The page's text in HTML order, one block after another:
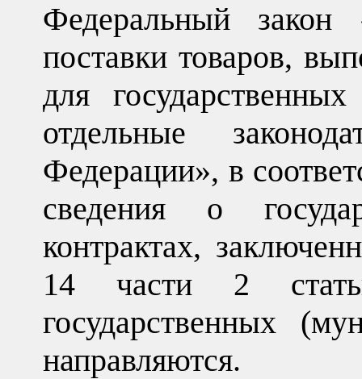
Федеральный
поставки товаров,
для
отдельные
Федерации», в
сведения о
контрактах,
14 части 2
государственных
направляются.